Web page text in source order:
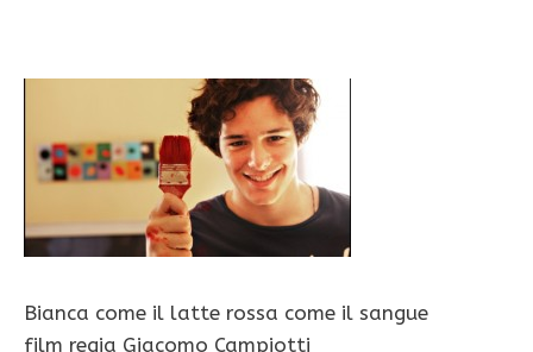
Bianca come il latte rossa come il sangue
film regia Giacomo Campiotti